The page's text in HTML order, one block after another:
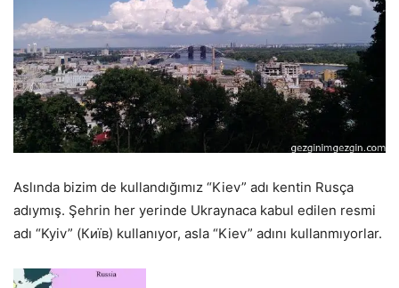
Aslında bizim de kullandığımız “Kiev” adı kentin Rusça
adıymış. Şehrin her yerinde Ukraynaca kabul edilen resmi
adı “Kyiv” (Київ) kullanıyor, asla “Kiev” adını kullanmıyorlar.